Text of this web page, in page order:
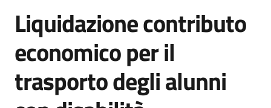
Liquidazione contributo
economico per il
trasporto degli alunni